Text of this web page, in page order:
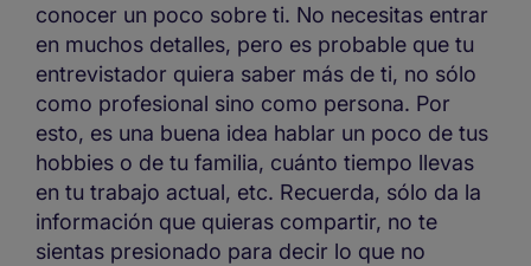
conocer un poco sobre ti. No necesitas entrar
en muchos detalles, pero es probable que tu
entrevistador quiera saber más de ti, no sólo
como profesional sino como persona. Por
esto, es una buena idea hablar un poco de tus
hobbies o de tu familia, cuánto tiempo llevas
en tu trabajo actual, etc. Recuerda, sólo da la
información que quieras compartir, no te
sientas presionado para decir lo que no